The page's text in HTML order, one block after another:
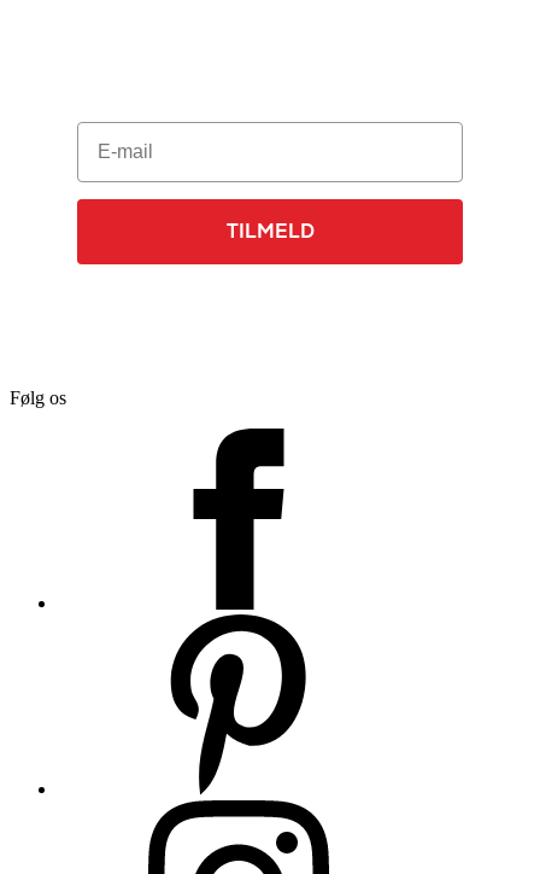
E-mail
TILMELD
Følg os